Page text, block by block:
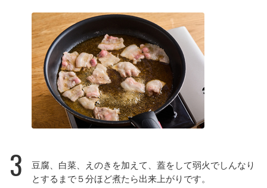
3
豆腐、白菜、えのきを加えて、蓋をして弱火でしんなり
とするまで５分ほど煮たら出来上がりです。